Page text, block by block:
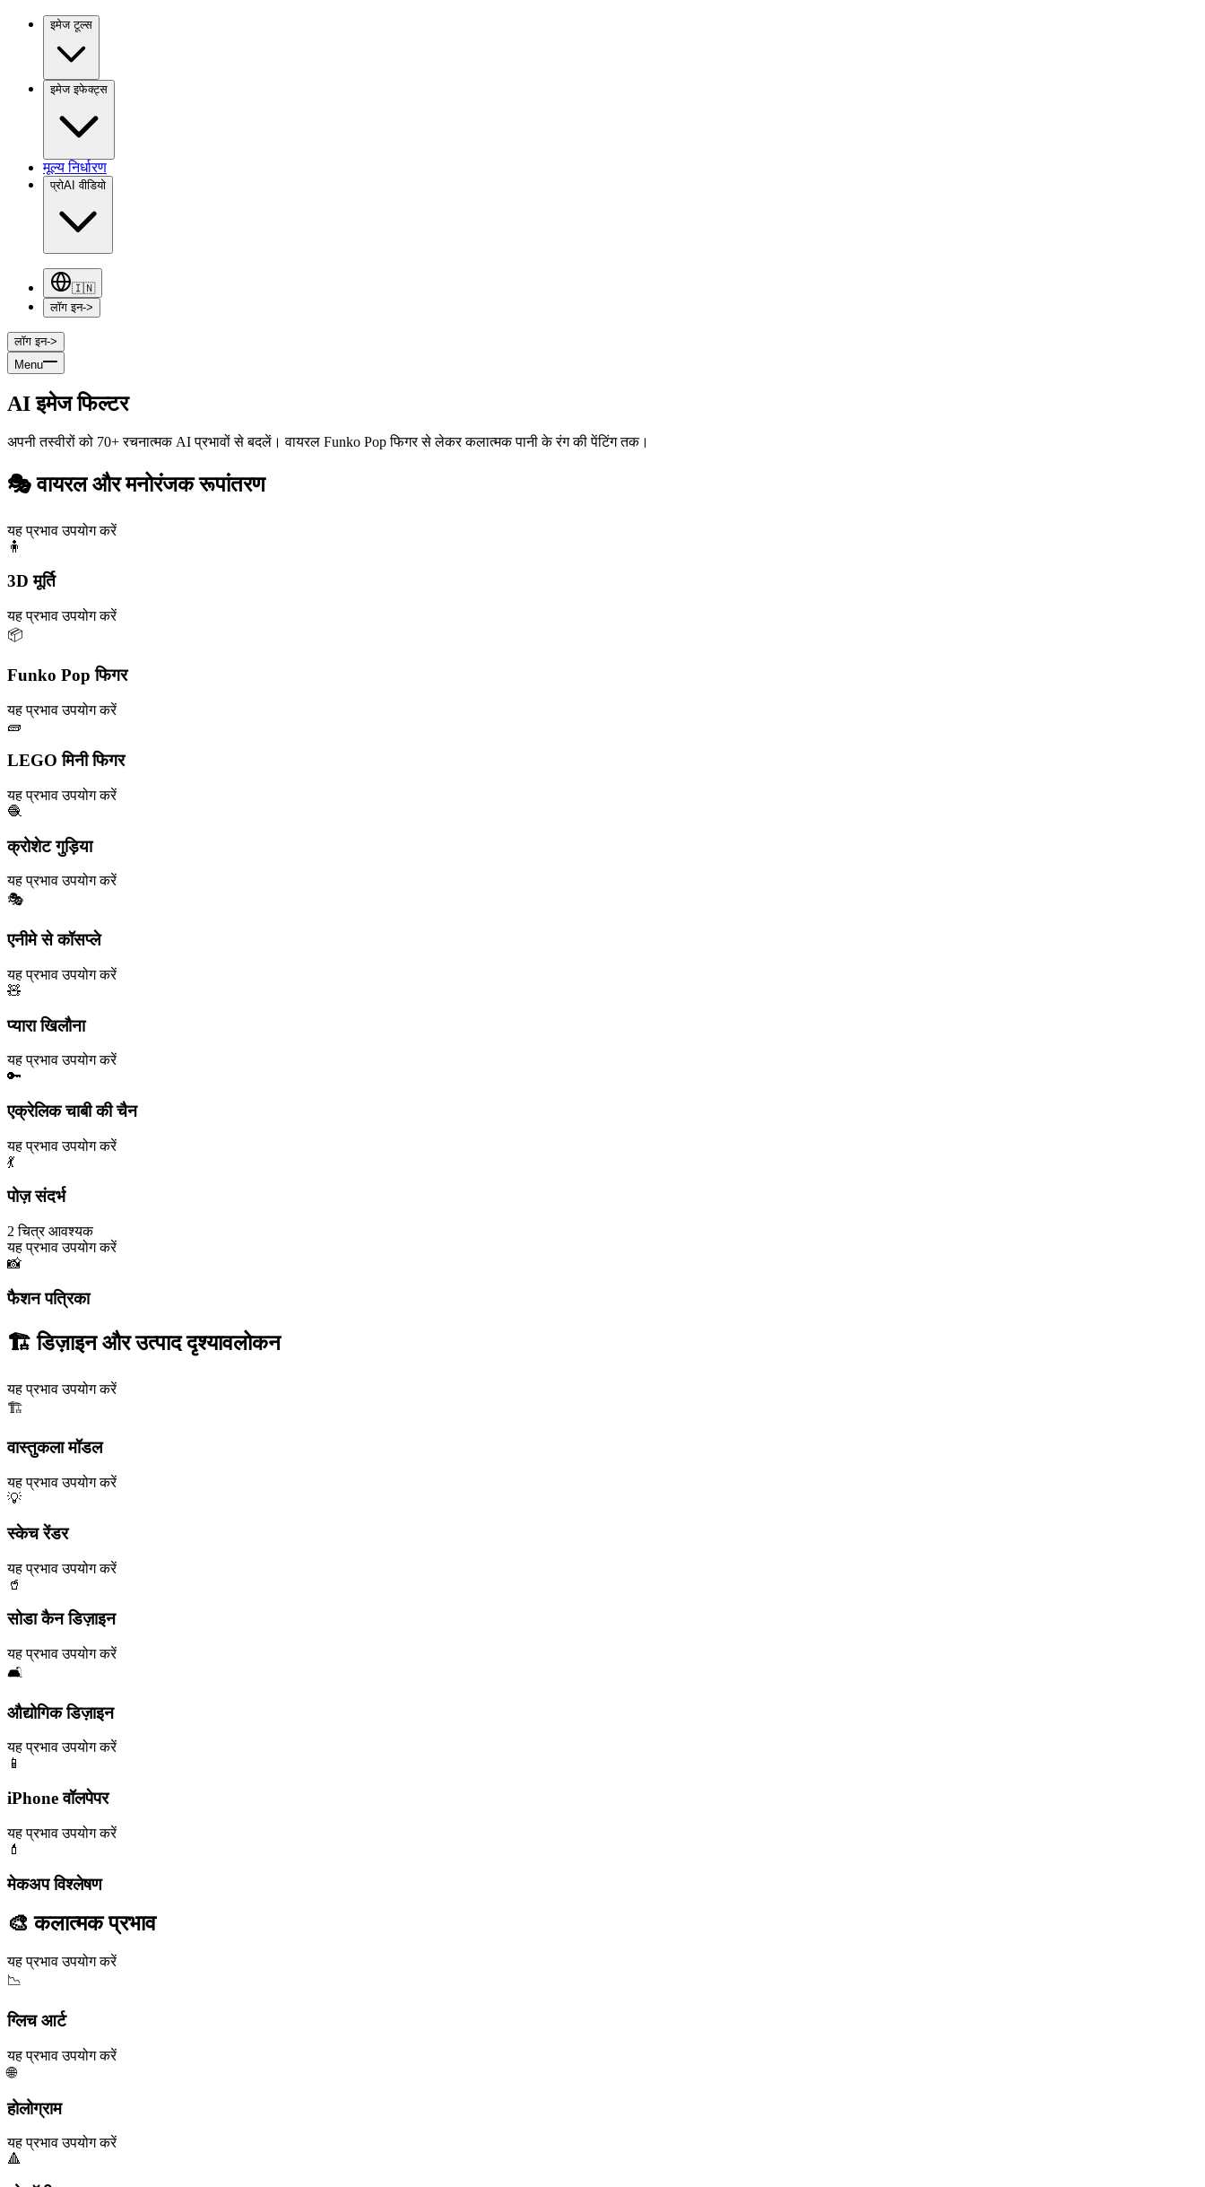
इमेज टूल्स
इमेज इफेक्ट्स
मूल्य निर्धारण
प्रोAI वीडियो
🇮🇳
लॉग इन->
लॉग इन->
Menu
AI इमेज फिल्टर
अपनी तस्वीरों को 70+ रचनात्मक AI प्रभावों से बदलें। वायरल Funko Pop फिगर से लेकर कलात्मक पानी के रंग की पेंटिंग तक।
🎭 वायरल और मनोरंजक रूपांतरण
यह प्रभाव उपयोग करें
🧍
3D मूर्ति
यह प्रभाव उपयोग करें
📦
Funko Pop फिगर
यह प्रभाव उपयोग करें
🧱
LEGO मिनी फिगर
यह प्रभाव उपयोग करें
🧶
क्रोशेट गुड़िया
यह प्रभाव उपयोग करें
🎭
एनीमे से कॉसप्ले
यह प्रभाव उपयोग करें
🧸
प्यारा खिलौना
यह प्रभाव उपयोग करें
🔑
एक्रेलिक चाबी की चैन
यह प्रभाव उपयोग करें
💃
पोज़ संदर्भ
2 चित्र आवश्यक
यह प्रभाव उपयोग करें
📸
फैशन पत्रिका
🏗️ डिज़ाइन और उत्पाद दृश्यावलोकन
यह प्रभाव उपयोग करें
🏗️
वास्तुकला मॉडल
यह प्रभाव उपयोग करें
💡
स्केच रेंडर
यह प्रभाव उपयोग करें
🥤
सोडा कैन डिज़ाइन
यह प्रभाव उपयोग करें
🛋️
औद्योगिक डिज़ाइन
यह प्रभाव उपयोग करें
📱
iPhone वॉलपेपर
यह प्रभाव उपयोग करें
💄
मेकअप विश्लेषण
🎨 कलात्मक प्रभाव
यह प्रभाव उपयोग करें
📉
ग्लिच आर्ट
यह प्रभाव उपयोग करें
🌐
होलोग्राम
यह प्रभाव उपयोग करें
🔺